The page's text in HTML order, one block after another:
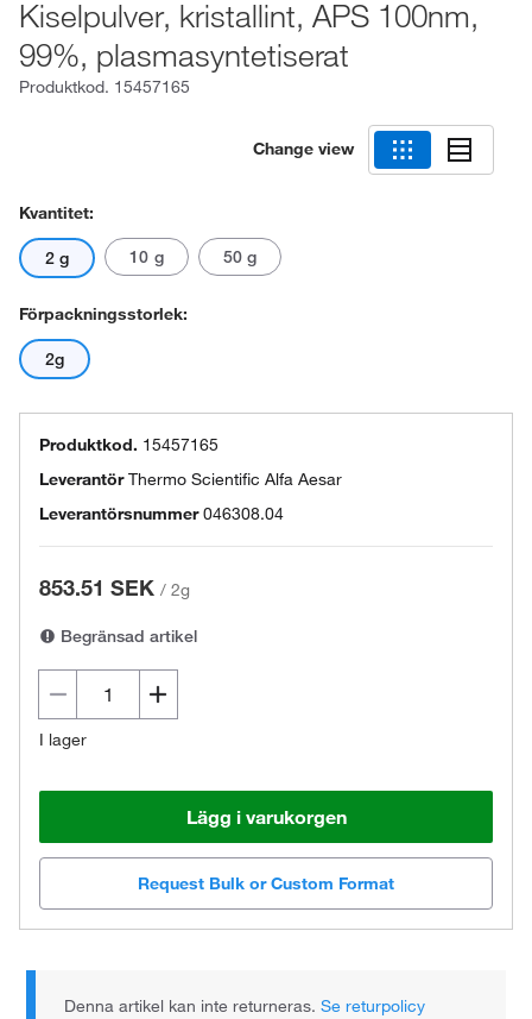
Kiselpulver, kristallint, APS 100nm,
99%, plasmasyntetiserat
Produktkod. 15457165
Change view
Kvantitet:
2 g 10 g 50 g
Förpackningsstorlek:
2g
Produktkod. 15457165
LeverantörThermo Scientific Alfa Aesar
Leverantörsnummer 046308.04
853.51 SEK / 2g
Begränsad artikel
I lager
Lägg i varukorgen
Request Bulk or Custom Format
Denna artikel kan inte returneras.Se returpolicy